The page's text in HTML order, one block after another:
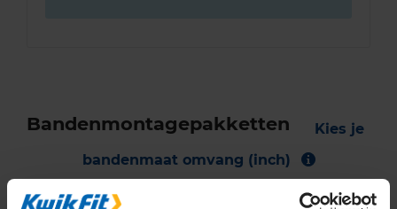
Bandenmontagepakketten
Kies je
bandenmaat omvang (inch)